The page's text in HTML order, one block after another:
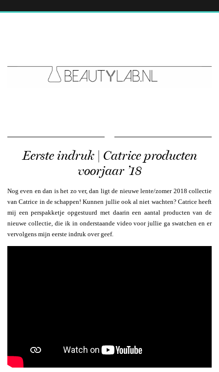
Eerste indruk | Catrice producten
voorjaar ’18
Nog even en dan is het zo ver, dan ligt de nieuwe lente/zomer 2018 collectie
van Catrice in de schappen! Kunnen jullie ook al niet wachten? Catrice heeft
mij een perspakketje opgestuurd met daarin een aantal producten van de
nieuwe collectie, die ik in onderstaande video voor jullie ga swatchen en er
vervolgens mijn eerste indruk over geef.